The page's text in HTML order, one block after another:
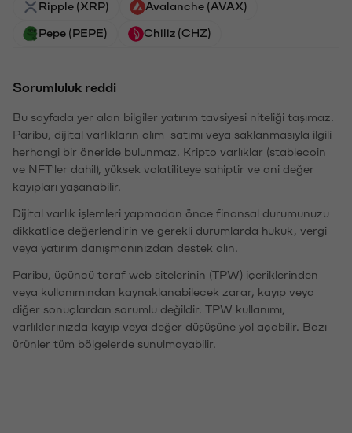
Ripple (XRP) Avalanche (AVAX)
Pepe (PEPE) Chiliz (CHZ)
Sorumluluk reddi
Bu sayfada yer alan bilgiler yatırım tavsiyesi niteliği taşımaz.
Paribu, dijital varlıkların alım-satımı veya saklanmasıyla ilgili
herhangi bir öneride bulunmaz. Kripto varlıklar (stablecoin
ve NFT'ler dahil), yüksek volatiliteye sahiptir ve ani değer
kayıpları yaşanabilir.
Dijital varlık işlemleri yapmadan önce finansal durumunuzu
dikkatlice değerlendirin ve gerekli durumlarda hukuk, vergi
veya yatırım danışmanınızdan destek alın.
Paribu, üçüncü taraf web sitelerinin (TPW) içeriklerinden
veya kullanımından kaynaklanabilecek zarar, kayıp veya
diğer sonuçlardan sorumlu değildir. TPW kullanımı,
varlıklarınızda kayıp veya değer düşüşüne yol açabilir. Bazı
ürünler tüm bölgelerde sunulmayabilir.